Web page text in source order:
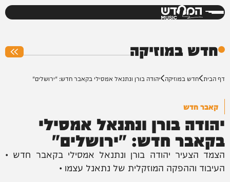
המחדש
חדש במוזיקה
דף הבית חדש במוזיקה יהודה בורן ונתנאל אמסילי בקאבר חדש: "ירושלים"
קאבר חדש
יהודה בורן ונתנאל אמסילי
בקאבר חדש: "ירושלים"
הצמד הצעיר יהודה בורן ונתנאל אמסילי בקאבר חדש •
העיבוד וההפקה המוזקלית של נתאנל עצמו •